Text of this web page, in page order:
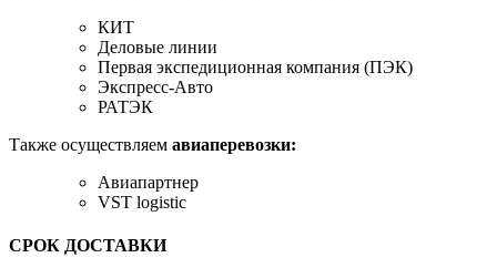
КИТ
Деловые линии
Первая экспедиционная компания (ПЭК)
Экспресс-Авто
РАТЭК
Также осуществляем авиаперевозки:
Авиапартнер
VST logistic
СРОК ДОСТАВКИ